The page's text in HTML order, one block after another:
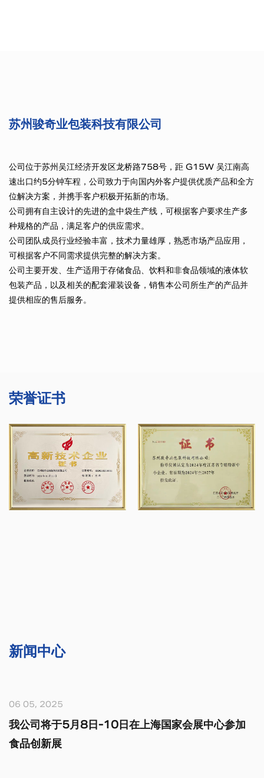
苏州骏奇业包装科技有限公司
公司位于苏州吴江经济开发区龙桥路758号，距 G15W 吴江南高
速出口约5分钟车程，公司致力于向国内外客户提供优质产品和全方
位解决方案，并携手客户积极开拓新的市场。
公司拥有自主设计的先进的盒中袋生产线，可根据客户要求生产多
种规格的产品，满足客户的供应需求。
公司团队成员行业经验丰富，技术力量雄厚，熟悉市场产品应用，
可根据客户不同需求提供完整的解决方案。
公司主要开发、生产适用于存储食品、饮料和非食品领域的液体软
包装产品，以及相关的配套灌装设备，销售本公司所生产的产品并
提供相应的售后服务。
荣誉证书
新闻中心
5月8日-10日在上海国家会展中心参加
无菌袋：